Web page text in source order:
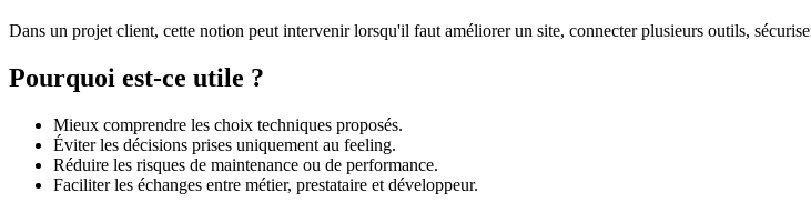
Dans un projet client, cette notion peut intervenir lorsqu'il faut améliorer un site, connecter plusieurs outils,
Pourquoi est-ce utile ?
Mieux comprendre les choix techniques proposés.
Éviter les décisions prises uniquement au feeling.
Réduire les risques de maintenance ou de performance.
Faciliter les échanges entre métier, prestataire et développeur.